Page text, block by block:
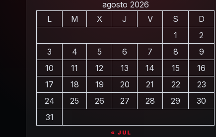
agosto 2026
L
M X J V S
D
1
2
3
4 5 6 7 8
9
10
11 12 13 14 15
16
17
18 19 20 21 22
23
24
25 26 27 28 29
30
31
« JUL